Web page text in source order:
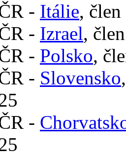
- Itálie,
- Izrael,
- Polsko,
- Slovensko
-